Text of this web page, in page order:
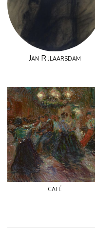
Jan Rijlaarsdam
café